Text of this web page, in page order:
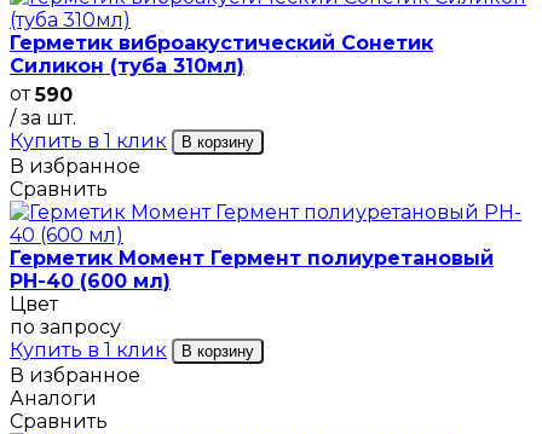
Герметик виброакустический Сонетик
Силикон (туба 310мл)
от590
/ за шт.
Купить в 1 клик
В корзину
В избранное
Сравнить
Герметик Момент Гермент полиуретановый
PH-40 (600 мл)
Цвет
по запросу
Купить в 1 клик
В корзину
В избранное
Аналоги
Сравнить